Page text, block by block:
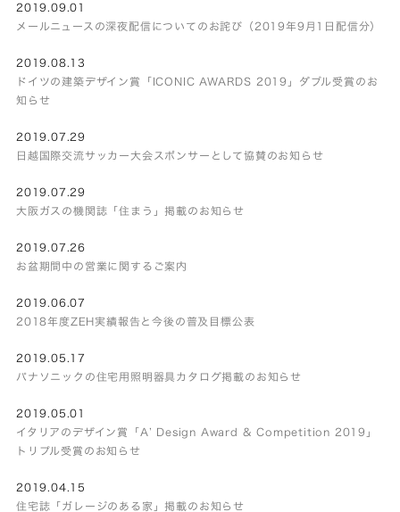
2019.09.01
メールニュースの深夜配信についてのお詫び（2019年9月1日配信分）
2019.08.13
ドイツの建築デザイン賞「ICONIC AWARDS 2019」ダブル受賞のお
知らせ
2019.07.29
日越国際交流サッカー大会スポンサーとして協賛のお知らせ
2019.07.29
大阪ガスの機関誌「住まう」掲載のお知らせ
2019.07.26
お盆期間中の営業に関するご案内
2019.06.07
2018年度ZEH実績報告と今後の普及目標公表
2019.05.17
パナソニックの住宅用照明器具カタログ掲載のお知らせ
2019.05.01
イタリアのデザイン賞「A’ Design Award & Competition 2019」
トリプル受賞のお知らせ
2019.04.15
住宅誌「ガレージのある家」掲載のお知らせ